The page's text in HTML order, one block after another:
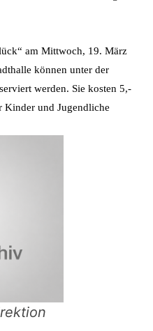
am Mittwoch, 19. März
können unter der
werden. Sie kosten 5,-
Kinder und Jugendliche